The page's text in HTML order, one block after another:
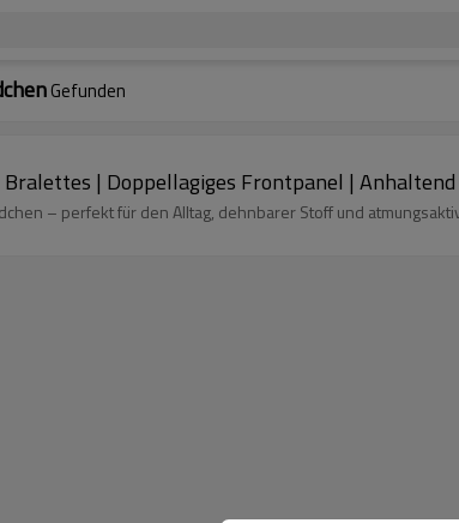
Gefunden
Bralettes | Doppellagiges Frontpanel |
– perfekt für den Alltag, dehnbarer Stoff und